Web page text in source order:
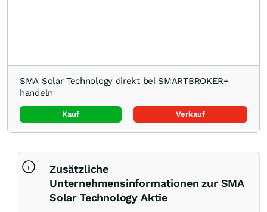
SMA Solar Technology direkt bei SMARTBROKER+
handeln
Kauf Verkauf
Zusätzliche
Unternehmensinformationen zur SMA
Solar Technology Aktie